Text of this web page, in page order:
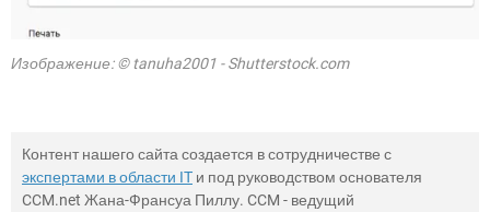
Изображение: © tanuha2001 - Shutterstock.com
Контент нашего сайта создается в сотрудничестве с
экспертами в области IT и под руководством основателя
CCM.net Жана-Франсуа Пиллу. CCM - ведущий